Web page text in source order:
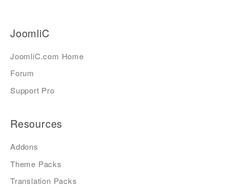
JoomliC
JoomliC.com Home
Forum
Support Pro
Resources
Addons
Theme Packs
Translation Packs